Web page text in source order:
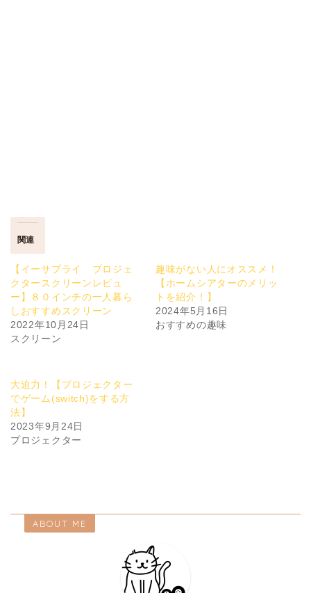
関連
【イーサプライ プロジェ
クタースクリーンレビュ
ー】８０インチの一人暮ら
しおすすめスクリーン
2022年10月24日
スクリーン
趣味がない人にオススメ！
【ホームシアターのメリッ
トを紹介！】
2024年5月16日
おすすめの趣味
大迫力！【プロジェクター
でゲーム(switch)をする方
法】
2023年9月24日
プロジェクター
ABOUT ME